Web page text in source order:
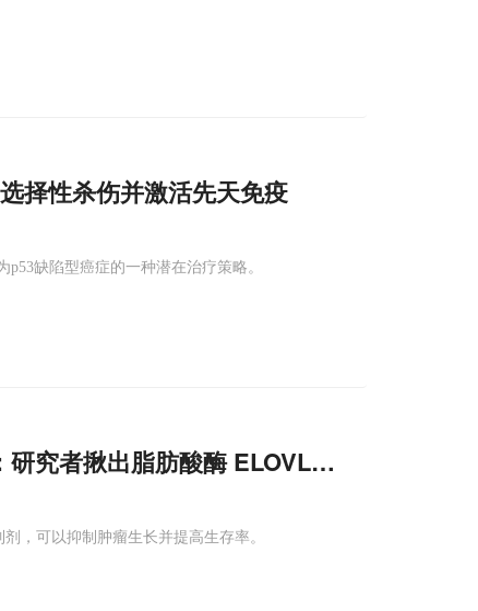
择性杀伤并激活先天免疫
缺陷型癌症的一种潜在治疗策略。
究者揪出脂肪酸酶 ELOVL6，
，可以抑制肿瘤生长并提高生存率。